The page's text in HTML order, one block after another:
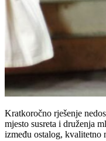
Kratkoročno rješenje
mjesto susreta i druženja
između ostalog, kvalitetno